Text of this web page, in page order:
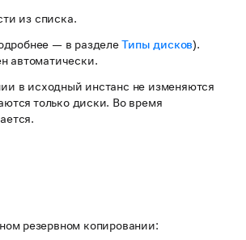
из списка.
— в разделеТипы дисков).
автоматически.
в исходный инстанс не изменяются
только диски. Во время
резервном копировании: